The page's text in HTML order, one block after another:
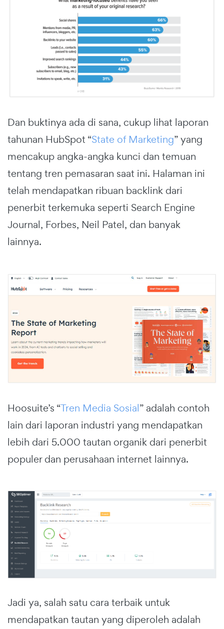
Dan buktinya ada di sana, cukup lihat laporan
tahunan HubSpot “State of Marketing” yang
mencakup angka-angka kunci dan temuan
tentang tren pemasaran saat ini. Halaman ini
telah mendapatkan ribuan backlink dari
penerbit terkemuka seperti Search Engine
Journal, Forbes, Neil Patel, dan banyak
lainnya.
Hoosuite’s “Tren Media Sosial” adalah contoh
lain dari laporan industri yang mendapatkan
lebih dari 5.000 tautan organik dari penerbit
populer dan perusahaan internet lainnya.
Jadi ya, salah satu cara terbaik untuk
mendapatkan tautan yang diperoleh adalah